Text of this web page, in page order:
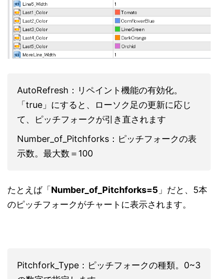
AutoRefresh：リペイント機能の有効化。
「true」にすると、ローソク足の更新に応じ
て、ピッチフォークが引き直されます
Number_of_Pitchforks：ピッチフォークの表
示数。最大数＝100
たとえば「 Number_of_Pitchforks=5 」だと、5本
のピッチフォークがチャートに表示されます。
Pitchfork_Type：ピッチフォークの種類。0~3